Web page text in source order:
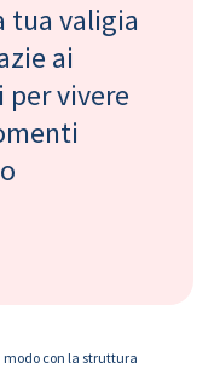
tua valigia
ai
vivere
modo con la struttura